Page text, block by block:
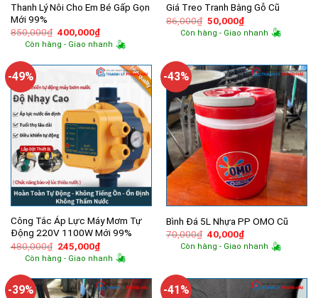
Thanh Lý Nôi Cho Em Bé Gấp Gọn
Mới 99%
850,000₫ Giá
gốc
là:
400,000₫Giá
hiện
tại
400,000₫.
Còn hàng - Giao nhanh
Giá Treo Tranh Bằng Gỗ Cũ
86,000₫ Giá
gốc
là:
50,000₫Giá
hiện
tại
Còn hàng - Giao nhanh
-49%
Công Tắc Áp Lực Máy Mơm Tự
Động 220V 1100W Mới 99%
480,000₫ Giá
gốc
là:
245,000₫Giá
hiện
tại
245,000₫.
Còn hàng - Giao nhanh
-43%
Bình Đá 5L Nhựa PP OMO Cũ
70,000₫ Giá
gốc
là:
40,000₫Giá
hiện
tại
Còn hàng - Giao nhanh
-39% -41%